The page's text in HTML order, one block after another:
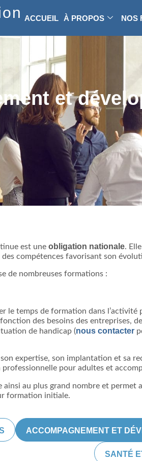
ACCUEIL À PROPOS NOS
et
est une obligation nationale.
des compétences favorisant son
de nombreuses formations :
le temps de formation dans l’activité
fonction des besoins des entreprises,
de handicap (nous contacter
expertise, son implantation et sa
pour adultes et
ainsi au plus grand nombre et permet
formation initiale.
ACCOMPAGNEMENT ET
SANTÉ